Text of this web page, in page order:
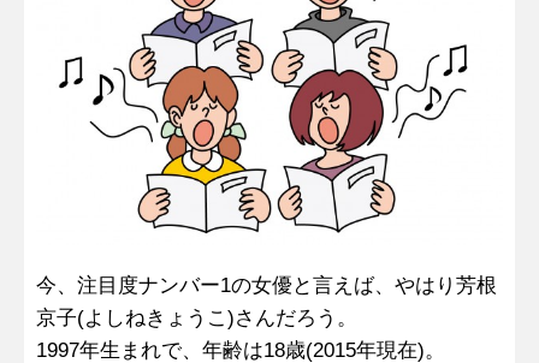
今、注目度ナンバー1の女優と言えば、やはり芳根
京子(よしねきょうこ)さんだろう。
1997年生まれで、年齢は18歳(2015年現在)。